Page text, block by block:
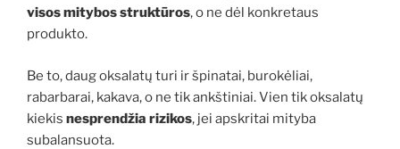
visos mitybos struktūros, o ne dėl konkretaus
produkto.
Be to, daug oksalatų turi ir špinatai, burokėliai,
rabarbarai, kakava, o ne tik ankštiniai. Vien tik oksalatų
kiekis nesprendžia rizikos, jei apskritai mityba
subalansuota.